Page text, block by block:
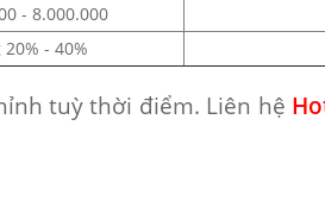
- 8.000.000
20% - 40%
tuỳ thời điểm. Liên hệ